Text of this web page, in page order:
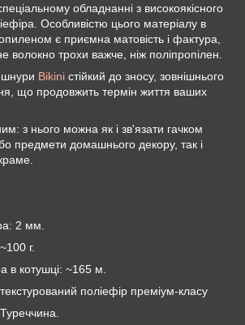
обладнанні з високоякісного
Особливістю цього матеріалу в
є приємна матовість і фактура,
волокно трохи важче, ніж поліпропілен.
шнури Bikini стійкий до зносу, зовнішнього
що продовжить термін життя ваших
з нього можна як і зв'язати гачком
предмети домашнього декору, так і
2 мм.
г.
в котушці: ~165 м.
поліефір преміум-класу